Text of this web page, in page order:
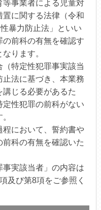
事業者による児童対
に関する法律（令和
暴力防止法」といい
の前科の有無を確認す
ります。
（特定性犯罪事実該当
法に基づき、本業務
じる必要があるた
性犯罪の前科がない
程において、誓約書や
科の有無を確認いた
実該当者」の内容は
及び第8項をご参照く